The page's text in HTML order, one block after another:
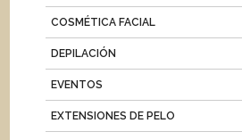
COSMÉTICA FACIAL
DEPILACIÓN
EVENTOS
EXTENSIONES DE PELO